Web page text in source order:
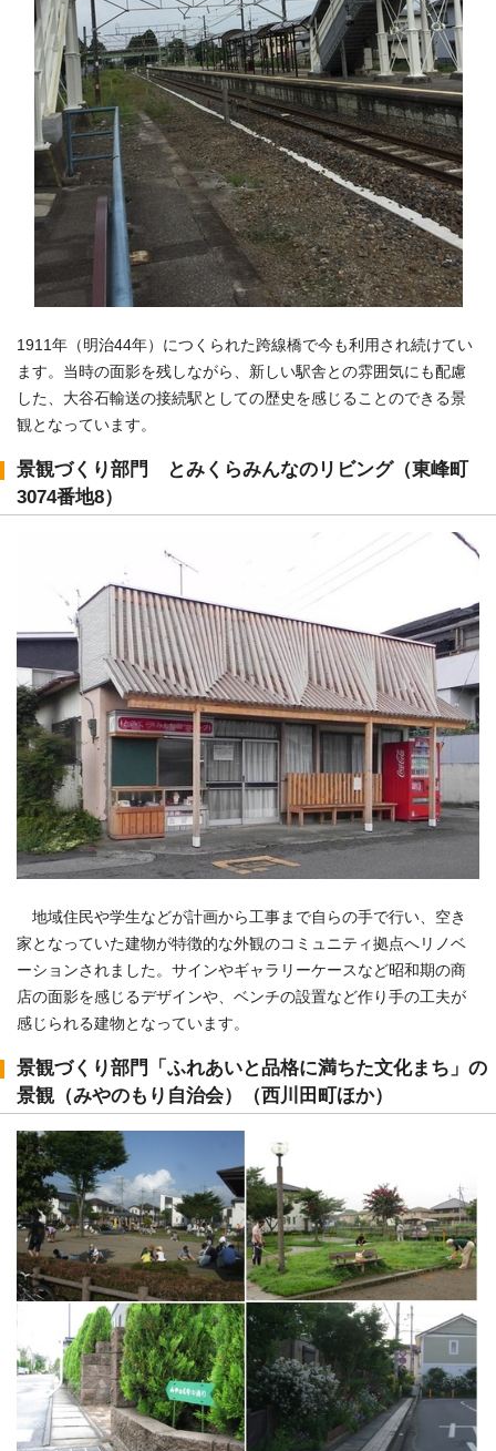
1911年（明治44年）につくられた跨線橋で今も利用され続けてい
ます。当時の面影を残しながら、新しい駅舎との雰囲気にも配慮
した、大谷石輸送の接続駅としての歴史を感じることのできる景
観となっています。
景観づくり部門 とみくらみんなのリビング（東峰町
3074番地8）
地域住民や学生などが計画から工事まで自らの手で行い、空き
家となっていた建物が特徴的な外観のコミュニティ拠点へリノベ
ーションされました。サインやギャラリーケースなど昭和期の商
店の面影を感じるデザインや、ベンチの設置など作り手の工夫が
感じられる建物となっています。
景観づくり部門「ふれあいと品格に満ちた文化まち」の
景観（みやのもり自治会）（西川田町ほか）